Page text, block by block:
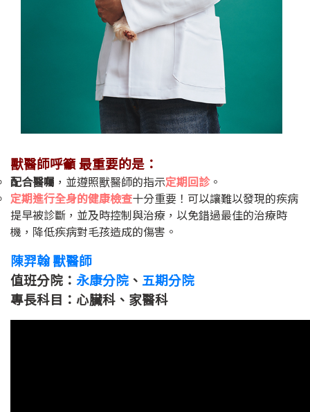
獸醫師呼籲 最重要的是：
配合醫囑 ，並遵照獸醫師的指示定期回診。
定期進行全身的健康檢查十分重要！可以讓難以發現的疾病
提早被診斷，並及時控制與治療，以免錯過最佳的治療時
機，降低疾病對毛孩造成的傷害。
陳羿翰 獸醫師
值班分院： 永康分院 、 五期分院
專長科目：心臟科、家醫科